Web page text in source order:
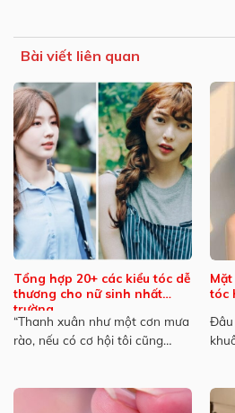
Bài viết liên quan
Tổng hợp 20+ các kiểu tóc dễ
thương cho nữ sinh nhất
trường
“Thanh xuân như một cơn mưa
rào, nếu có cơ hội tôi cũng
tóc
Đâu